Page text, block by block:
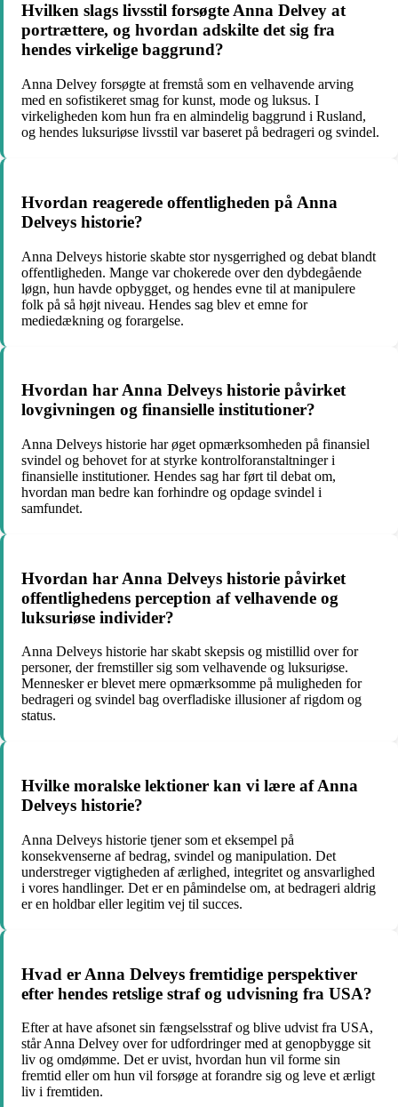
Hvilken slags livsstil forsøgte Anna Delvey at
portrættere, og hvordan adskilte det sig fra
hendes virkelige baggrund?
Anna Delvey forsøgte at fremstå som en velhavende arving
med en sofistikeret smag for kunst, mode og luksus. I
virkeligheden kom hun fra en almindelig baggrund i Rusland,
og hendes luksuriøse livsstil var baseret på bedrageri og svindel.
Hvordan reagerede offentligheden på Anna
Delveys historie?
Anna Delveys historie skabte stor nysgerrighed og debat blandt
offentligheden. Mange var chokerede over den dybdegående
løgn, hun havde opbygget, og hendes evne til at manipulere
folk på så højt niveau. Hendes sag blev et emne for
mediedækning og forargelse.
Hvordan har Anna Delveys historie påvirket
lovgivningen og finansielle institutioner?
Anna Delveys historie har øget opmærksomheden på finansiel
svindel og behovet for at styrke kontrolforanstaltninger i
finansielle institutioner. Hendes sag har ført til debat om,
hvordan man bedre kan forhindre og opdage svindel i
samfundet.
Hvordan har Anna Delveys historie påvirket
offentlighedens perception af velhavende og
luksuriøse individer?
Anna Delveys historie har skabt skepsis og mistillid over for
personer, der fremstiller sig som velhavende og luksuriøse.
Mennesker er blevet mere opmærksomme på muligheden for
bedrageri og svindel bag overfladiske illusioner af rigdom og
status.
Hvilke moralske lektioner kan vi lære af Anna
Delveys historie?
Anna Delveys historie tjener som et eksempel på
konsekvenserne af bedrag, svindel og manipulation. Det
understreger vigtigheden af ærlighed, integritet og ansvarlighed
i vores handlinger. Det er en påmindelse om, at bedrageri aldrig
er en holdbar eller legitim vej til succes.
Hvad er Anna Delveys fremtidige perspektiver
efter hendes retslige straf og udvisning fra USA?
Efter at have afsonet sin fængselsstraf og blive udvist fra USA,
står Anna Delvey over for udfordringer med at genopbygge sit
liv og omdømme. Det er uvist, hvordan hun vil forme sin
fremtid eller om hun vil forsøge at forandre sig og leve et ærligt
liv i fremtiden.